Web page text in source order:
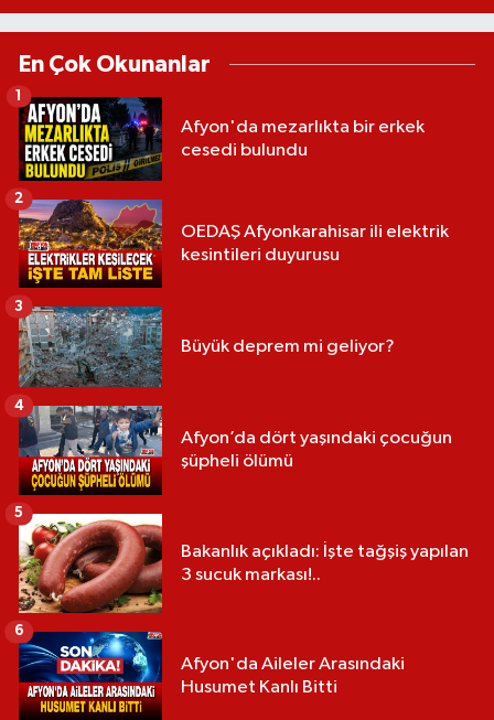
En Çok Okunanlar
Afyon'da mezarlıkta bir erkek
cesedi bulundu
1
OEDAŞ Afyonkarahisar ili elektrik
kesintileri duyurusu
2
Büyük deprem mi geliyor?
3
Afyon’da dört yaşındaki çocuğun
şüpheli ölümü
4
Bakanlık açıkladı: İşte tağşiş yapılan
3 sucuk markası!..
5
Afyon'da Aileler Arasındaki
Husumet Kanlı Bitti
6